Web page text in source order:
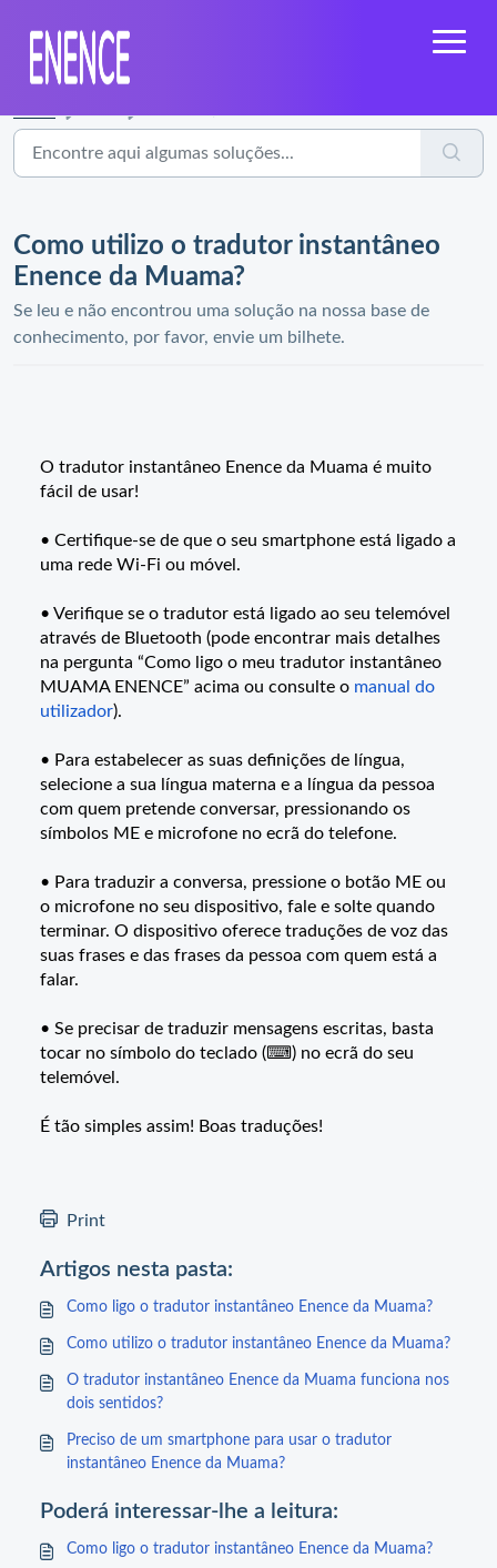
Como utilizo o tradutor instantâneo
Enence da Muama?
Se leu e não encontrou uma solução na nossa base de
conhecimento, por favor, envie um bilhete.
O tradutor instantâneo Enence da Muama é muito
fácil de usar!
• Certifique-se de que o seu smartphone está ligado a
uma rede Wi-Fi ou móvel.
• Verifique se o tradutor está ligado ao seu telemóvel
através de Bluetooth (pode encontrar mais detalhes
na pergunta “Como ligo o meu tradutor instantâneo
MUAMA ENENCE” acima ou consulte o manual do
utilizador).
• Para estabelecer as suas definições de língua,
selecione a sua língua materna e a língua da pessoa
com quem pretende conversar, pressionando os
símbolos ME e microfone no ecrã do telefone.
• Para traduzir a conversa, pressione o botão ME ou
o microfone no seu dispositivo, fale e solte quando
terminar. O dispositivo oferece traduções de voz das
suas frases e das frases da pessoa com quem está a
falar.
• Se precisar de traduzir mensagens escritas, basta
tocar no símbolo do teclado (⌨) no ecrã do seu
telemóvel.
É tão simples assim! Boas traduções!
Print
Artigos nesta pasta:
Como ligo o tradutor instantâneo Enence da Muama?
Como utilizo o tradutor instantâneo Enence da Muama?
O tradutor instantâneo Enence da Muama funciona nos
dois sentidos?
Preciso de um smartphone para usar o tradutor
instantâneo Enence da Muama?
Poderá interessar-lhe a leitura:
Como ligo o tradutor instantâneo Enence da Muama?